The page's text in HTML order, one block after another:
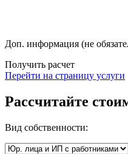
Доп. информация (не
Получить расчет
Перейти на страницу услуги
Рассчитайте
Вид собственности: